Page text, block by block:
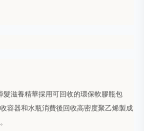
滋養精華採用可回收的環保軟膠瓶包
容器和水瓶消費後回收高密度聚乙烯製成